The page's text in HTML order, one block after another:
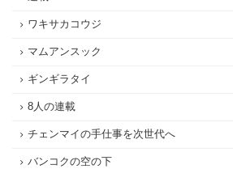
ワキサカコウジ
マムアンスック
ギンギラタイ
8人の連載
チェンマイの手仕事を次世代へ
バンコクの空の下